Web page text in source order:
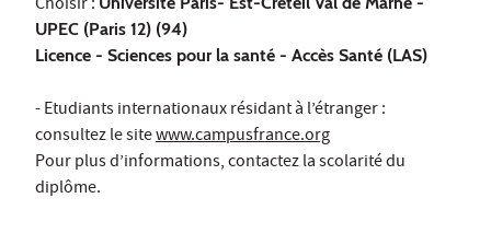
Choisir :
UPEC (Paris 12) (94)
Licence - Sciences pour la santé - Accès Santé (LAS)
- Etudiants internationaux résidant à l’étranger :
consultez le sitewww.campusfrance.org
Pour plus d’informations, contactez la scolarité du
diplôme.